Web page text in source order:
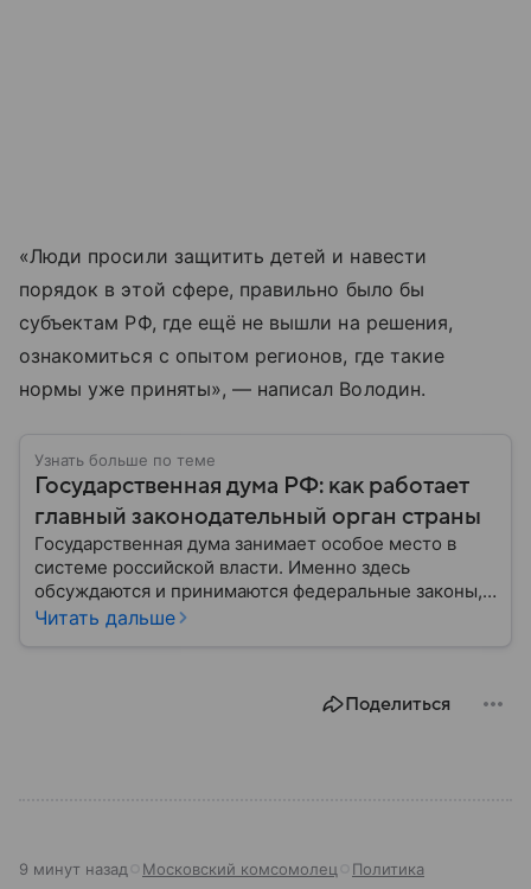
«Люди просили защитить детей и навести
порядок в этой сфере, правильно было бы
субъектам РФ, где ещё не вышли на решения,
ознакомиться с опытом регионов, где такие
нормы уже приняты», — написал Володин.
Узнать больше по теме
Государственная дума РФ: как работает
главный законодательный орган страны
Государственная дума занимает особое место в
системе российской власти. Именно здесь
обсуждаются и принимаются федеральные законы,
определяющие развитие государства, экономики и
Разбираемся, как устроена Госдума, какие
Читать дальше
Поделиться
9 минут назад Московский комсомолец Политика